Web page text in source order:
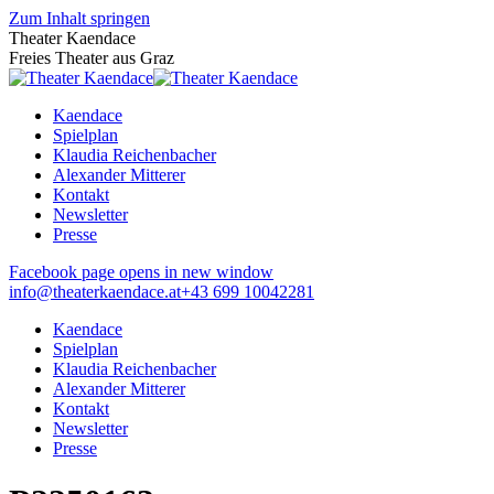
Zum Inhalt springen
Theater Kaendace
Freies Theater aus Graz
Kaendace
Spielplan
Klaudia Reichenbacher
Alexander Mitterer
Kontakt
Newsletter
Presse
Facebook page opens in new window
info@theaterkaendace.at‭+43 699 10042281‬
Kaendace
Spielplan
Klaudia Reichenbacher
Alexander Mitterer
Kontakt
Newsletter
Presse